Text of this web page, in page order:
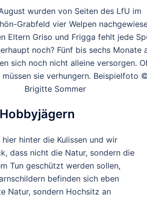
wurden von Seiten des LfU im
Grabfeld vier Welpen
Eltern Griso und Frigga fehlt jede
noch? Fünf bis sechs Monate
sich noch nicht alleine versorgen.
müssen sie verhungern. Beispielfoto
Brigitte Sommer
hinter die Kulissen und wir
dass nicht die Natur, sondern die
Tun geschützt werden sollen,
befinden sich eben
Natur, sondern Hochsitz an